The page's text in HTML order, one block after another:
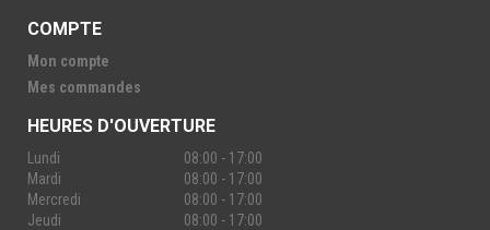
COMPTE
Mon compte
Mes commandes
HEURES D'OUVERTURE
Lundi
08:00 - 17:00
Mardi
08:00 - 17:00
Mercredi
08:00 - 17:00
Jeudi
08:00 - 17:00